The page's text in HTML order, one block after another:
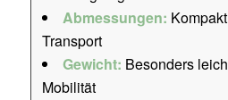
Abmessungen:
Transport
Gewicht: Besonders
Mobilität